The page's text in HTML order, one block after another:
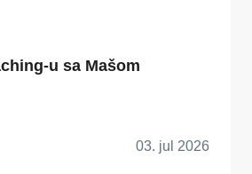
u sa Mašom
03. jul 2026